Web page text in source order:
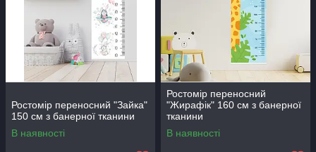
Ростомір переносний "Зайка"
150 см з банерної тканини
В наявності
Ростомір переносний
"Жирафік" 160 см з банерної
тканини
В наявності